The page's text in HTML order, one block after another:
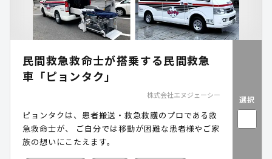
民間救急救命士が搭乗する民間救急
車「ピョンタク」
株式会社エヌジェーシー
ピョンタクは、患者搬送・救急救護のプロである救
急救命士が、 ご自分では移動が困難な患者様やご家
族の想いにこたえます。
選択